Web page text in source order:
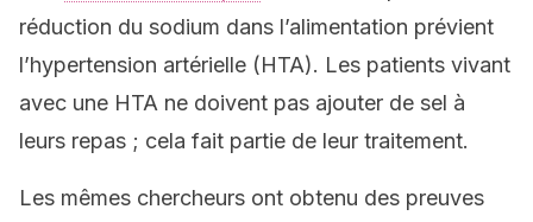
réduction du sodium dans l’alimentation prévient
l’hypertension artérielle (HTA). Les patients vivant
avec une HTA ne doivent pas ajouter de sel à
leurs repas ; cela fait partie de leur traitement.
Les mêmes chercheurs ont obtenu des preuves